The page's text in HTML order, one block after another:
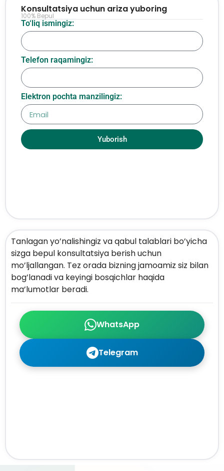
WhatsApp
Telegram
Tanlagan yo’nalishingiz va qabul talablari bo’yicha
sizga bepul konsultatsiya berish uchun
mo’ljallangan. Tez orada bizning jamoamiz siz bilan
bog’lanadi va keyingi bosqichlar haqida
ma’lumotlar beradi.
To‘liq ismingiz:
Telefon raqamingiz:
Elektron pochta manzilingiz:
Yuborish
Konsultatsiya uchun ariza yuboring
100% Bepul